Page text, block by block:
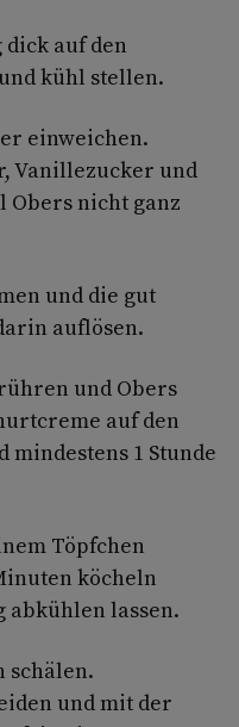
auf den
kühl stellen.
einweichen.
Vanillezucker und
Obers nicht ganz
und die gut
auflösen.
und Obers
auf den
1 Stunde
Töpfchen
köcheln
abkühlen lassen.
schälen.
und mit der